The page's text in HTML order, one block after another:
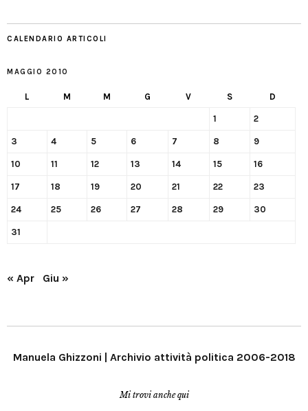
CALENDARIO ARTICOLI
MAGGIO 2010
L M M G V S D
1 2
3 4 5 6 7 8 9
10 11 12 13 14 15 16
17 18 19 20 21 22 23
24 25 26 27 28 29 30
31
« Apr Giu »
Manuela Ghizzoni | Archivio attività politica 2006-2018
Mi trovi anche qui